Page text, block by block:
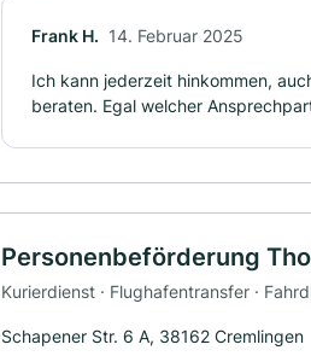
Frank H. 14. Februar 2025
Ich kann jederzeit hinkommen,
beraten. Egal welcher
Personenbeförderung
Kurierdienst · Flughafentransfer ·
Schapener Str. 6 A, 38162 Cremlingen